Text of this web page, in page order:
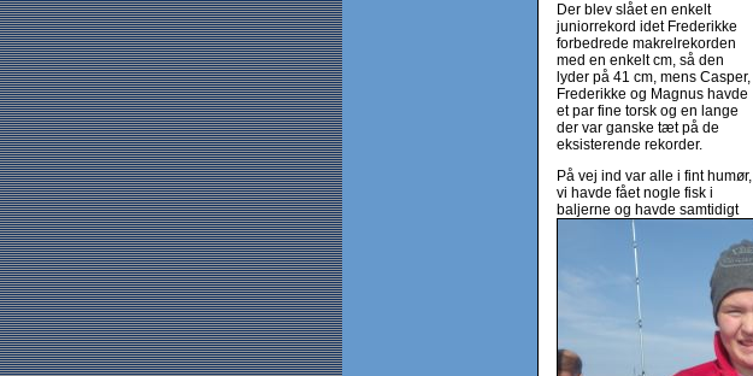
Der blev slået en enkelt
juniorrekord idet Frederikke
forbedrede makrelrekorden
med en enkelt cm, så den
lyder på 41 cm, mens Casper,
Frederikke og Magnus havde
et par fine torsk og en lange
der var ganske tæt på de
eksisterende rekorder.
På vej ind var alle i fint humør,
vi havde fået nogle fisk i
baljerne og havde samtidigt